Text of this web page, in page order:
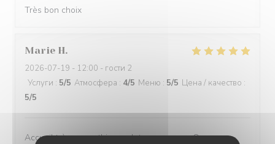
Très bon choix
Marie H
2026-07-19 - 12:00 - гости 2
Услуги : 5/5 Атмосфера : 4/5 Меню : 5/5 Цена / качество :
5/5
Accueil très sympathique, plats savoureux. On y